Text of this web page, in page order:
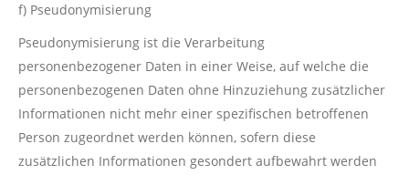
f) Pseudonymisierung
Pseudonymisierung ist die Verarbeitung
personenbezogener Daten in einer Weise, auf welche die
personenbezogenen Daten ohne Hinzuziehung zusätzlicher
Informationen nicht mehr einer spezifischen betroffenen
Person zugeordnet werden können, sofern diese
zusätzlichen Informationen gesondert aufbewahrt werden